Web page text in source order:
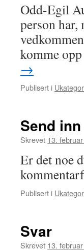
Odd-Egil
person har,
komme
→
Publisert i
Send
Skrevet 13.
Er det noe
Publisert i
Svar
Skrevet 13.